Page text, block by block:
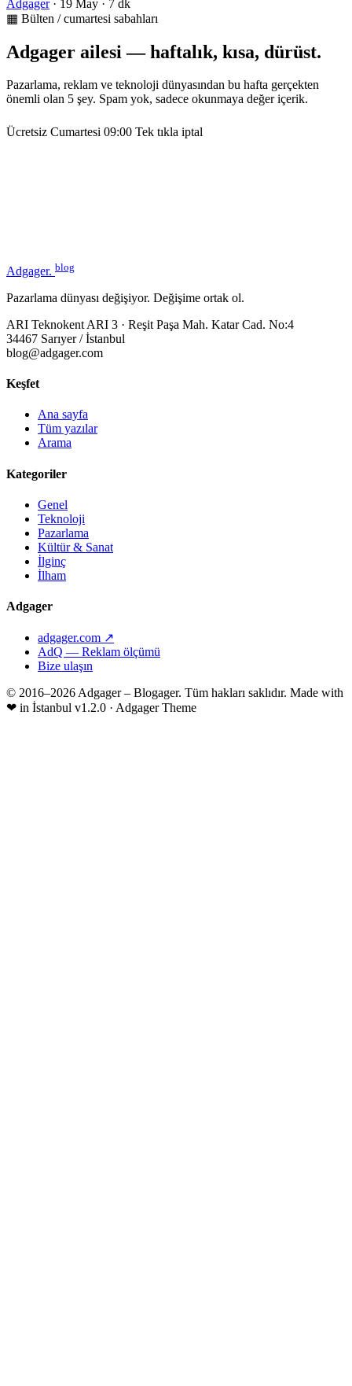
Adgager · 19 May · 7 dk
▦ Bülten / cumartesi sabahları
Adgager ailesi — haftalık, kısa, dürüst.
Pazarlama, reklam ve teknoloji dünyasından bu hafta gerçekten
önemli olan 5 şey. Spam yok, sadece okunmaya değer içerik.
Ücretsiz Cumartesi 09:00 Tek tıkla iptal
Adgager. blog
Pazarlama dünyası değişiyor. Değişime ortak ol.
ARI Teknokent ARI 3 · Reşit Paşa Mah. Katar Cad. No:4
34467 Sarıyer / İstanbul
blog@adgager.com
Keşfet
Ana sayfa
Tüm yazılar
Arama
Kategoriler
Genel
Teknoloji
Pazarlama
Kültür & Sanat
İlginç
İlham
Adgager
adgager.com ↗
AdQ — Reklam ölçümü
Bize ulaşın
© 2016–2026 Adgager – Blogager. Tüm hakları saklıdır. Made with
❤ in İstanbul v1.2.0 · Adgager Theme